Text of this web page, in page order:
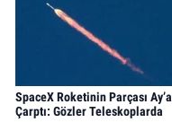
SpaceX Roketinin Parçası Ay’a
Çarptı: Gözler Teleskoplarda